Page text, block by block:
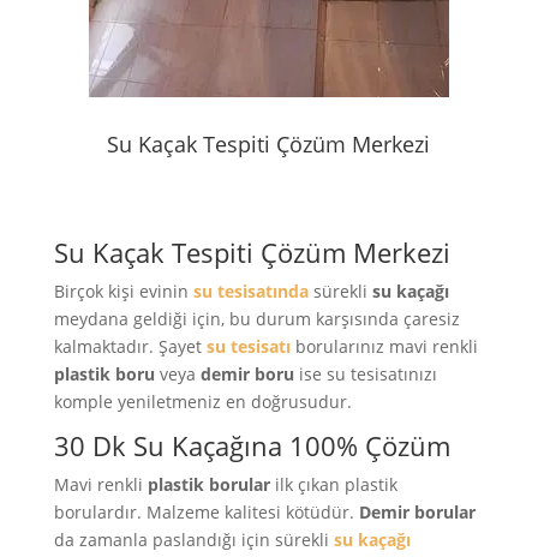
Su Kaçak Tespiti Çözüm Merkezi
Su Kaçak Tespiti Çözüm Merkezi
Birçok kişi evinin su tesisatındasürekli su kaçağı
meydana geldiği için, bu durum karşısında çaresiz
kalmaktadır. Şayet su tesisatıborularınız mavi renkli
plastik boru veya demir boru ise su tesisatınızı
komple yeniletmeniz en doğrusudur.
30 Dk Su Kaçağına 100% Çözüm
Mavi renkli plastik borularilk çıkan plastik
borulardır. Malzeme kalitesi kötüdür. Demir borular
da zamanla paslandığı için sürekli su kaçağı